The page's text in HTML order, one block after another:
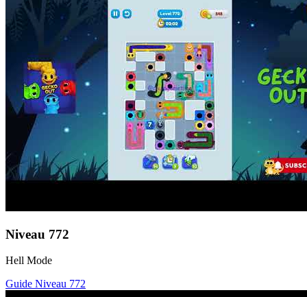
Niveau 772
Hell Mode
Guide Niveau 772